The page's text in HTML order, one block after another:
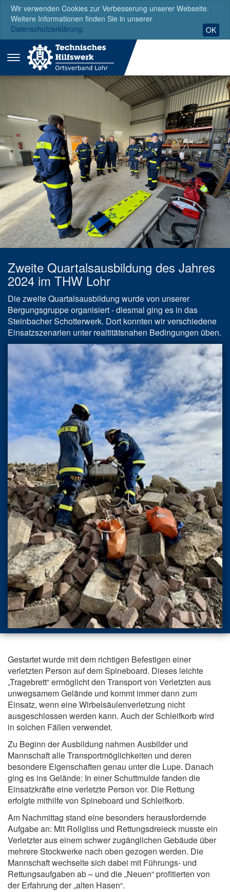
Wir verwenden Cookies zur Verbesserung unserer Webseite.
Weitere Informationen finden Sie in unserer
Datenschutzerklärung.
OK
Menü
ausklappen
Zweite Quartalsausbildung des Jahres
2024 im THW Lohr
Die zweite Quartalsausbildung wurde von unserer
Bergungsgruppe organisiert - diesmal ging es in das
Steinbacher Schotterwerk. Dort konnten wir verschiedene
Einsatzszenarien unter realtitätsnahen Bedingungen üben.
Gestartet wurde mit dem richtigen Befestigen einer
verletzten Person auf dem Spineboard. Dieses leichte
„Tragebrett“ ermöglicht den Transport von Verletzten aus
unwegsamem Gelände und kommt immer dann zum
Einsatz, wenn eine Wirbelsäulenverletzung nicht
ausgeschlossen werden kann. Auch der Schleifkorb wird
in solchen Fällen verwendet.
Zu Beginn der Ausbildung nahmen Ausbilder und
Mannschaft alle Transportmöglichkeiten und deren
besondere Eigenschaften genau unter die Lupe. Danach
ging es ins Gelände: In einer Schuttmulde fanden die
Einsatzkräfte eine verletzte Person vor. Die Rettung
erfolgte mithilfe von Spineboard und Schleifkorb.
Am Nachmittag stand eine besonders herausfordernde
Aufgabe an: Mit Rollgliss und Rettungsdreieck musste ein
Verletzter aus einem schwer zugänglichen Gebäude über
mehrere Stockwerke nach oben gezogen werden. Die
Mannschaft wechselte sich dabei mit Führungs- und
Rettungsaufgaben ab – und die „Neuen“ profitierten von
der Erfahrung der „alten Hasen“.